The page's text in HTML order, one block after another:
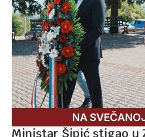
NA
Ministar Šipić stigao u